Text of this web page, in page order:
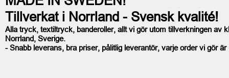
Tillverkat i Norrland - Svensk kvalité!
Alla tryck, textiltryck, banderoller, allt vi gör utom tillverkningen av
Norrland, Sverige.
- Snabb leverans, bra priser, pålitlig leverantör, varje order vi gör